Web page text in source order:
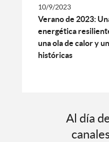
10/9/2023
Verano de 2023:
energética
una ola de calor y
históricas
Al día